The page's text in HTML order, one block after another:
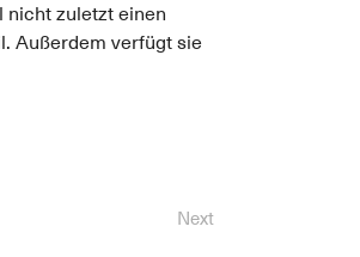
nicht zuletzt einen
Außerdem verfügt sie
Next